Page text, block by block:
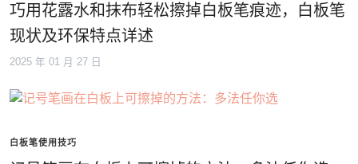
巧用花露水和抹布轻松擦掉白板笔痕迹，白板笔
现状及环保特点详述
2025 年 01 月 27 日
白板笔使用技巧